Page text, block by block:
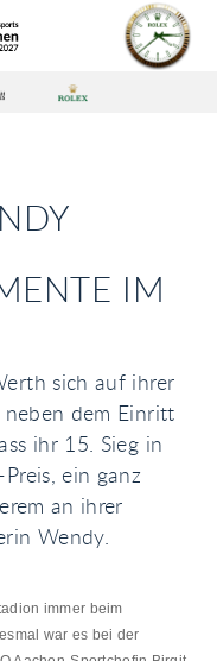
IM
sich auf ihrer
neben dem Einritt
ihr 15. Sieg in
ein ganz
an ihrer
Wendy.
immer beim
war es bei der